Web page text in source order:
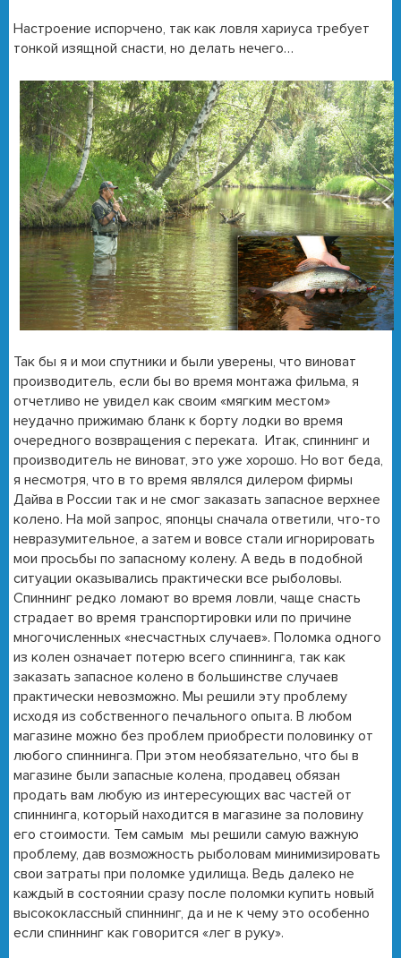
Настроение испорчено, так как ловля хариуса требует
тонкой изящной снасти, но делать нечего…
Так бы я и мои спутники и были уверены, что виноват
производитель, если бы во время монтажа фильма, я
отчетливо не увидел как своим «мягким местом»
неудачно прижимаю бланк к борту лодки во время
очередного возвращения с переката. Итак, спиннинг и
производитель не виноват, это уже хорошо. Но вот беда,
я несмотря, что в то время являлся дилером фирмы
Дайва в России так и не смог заказать запасное верхнее
колено. На мой запрос, японцы сначала ответили, что-то
невразумительное, а затем и вовсе стали игнорировать
мои просьбы по запасному колену. А ведь в подобной
ситуации оказывались практически все рыболовы.
Спиннинг редко ломают во время ловли, чаще снасть
страдает во время транспортировки или по причине
многочисленных «несчастных случаев». Поломка одного
из колен означает потерю всего спиннинга, так как
заказать запасное колено в большинстве случаев
практически невозможно. Мы решили эту проблему
исходя из собственного печального опыта. В любом
магазине можно без проблем приобрести половинку от
любого спиннинга. При этом необязательно, что бы в
магазине были запасные колена, продавец обязан
продать вам любую из интересующих вас частей от
спиннинга, который находится в магазине за половину
его стоимости. Тем самым мы решили самую важную
проблему, дав возможность рыболовам минимизировать
свои затраты при поломке удилища. Ведь далеко не
каждый в состоянии сразу после поломки купить новый
высококлассный спиннинг, да и не к чему это особенно
если спиннинг как говорится «лег в руку».